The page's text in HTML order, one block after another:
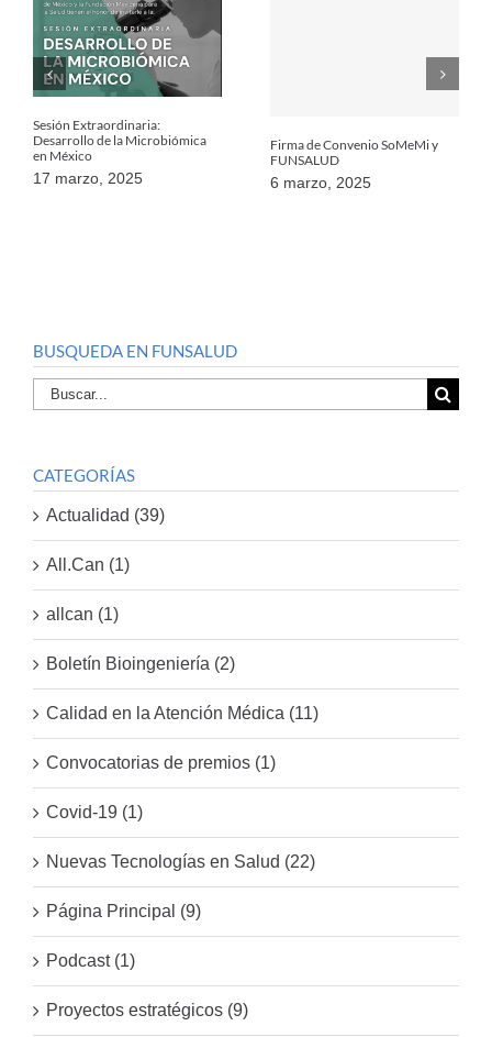
Sesión Extraordinaria:
Desarrollo de la Microbiómica
en México
17 marzo, 2025
Firma de Convenio SoMeMi y
FUNSALUD
6 marzo, 2025
BUSQUEDA EN FUNSALUD
Buscar
por:
CATEGORÍAS
Actualidad (39)
All.Can (1)
allcan (1)
Boletín Bioingeniería (2)
Calidad en la Atención Médica (11)
Convocatorias de premios (1)
Covid-19 (1)
Nuevas Tecnologías en Salud (22)
Página Principal (9)
Podcast (1)
Proyectos estratégicos (9)